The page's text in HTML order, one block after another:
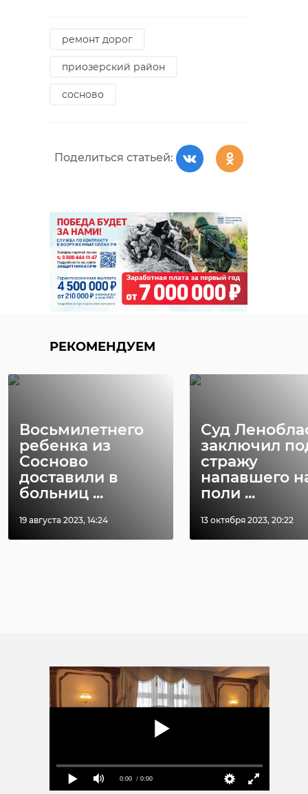
ремонт дорог
приозерский район
сосново
Поделиться статьей:
РЕКОМЕНДУЕМ
Восьмилетнего
ребенка из
Сосново
доставили в
больниц ...
19 августа 2023, 14:24
Суд
заключил
стражу
напавшего
поли ...
13 октября 2023, 20:22
0:00 / 0:00
пешехода сбили на переходе
Пассажиры
жалуются на
переполненные
"Ласточки" до Вы
В Выборге
прошел
этап